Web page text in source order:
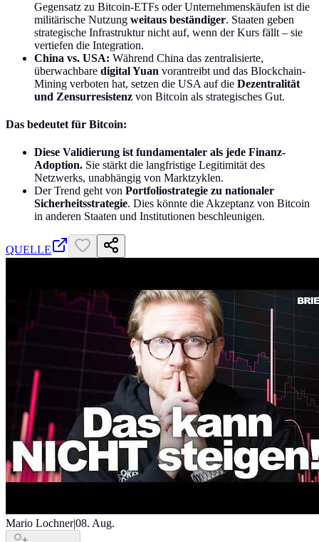
Gegensatz zu Bitcoin-ETFs oder Unternehmenskäufen ist die
militärische Nutzung weitaus beständiger. Staaten geben
strategische Infrastruktur nicht auf, wenn der Kurs fällt – sie
vertiefen die Integration.
China vs. USA: Während China das zentralisierte,
überwachbare digital Yuan vorantreibt und das Blockchain-
Mining verboten hat, setzen die USA auf die Dezentralität
und Zensurresistenz von Bitcoin als strategisches Gut.
Das bedeutet für Bitcoin:
Diese Validierung ist fundamentaler als jede Finanz-
Adoption. Sie stärkt die langfristige Legitimität des
Netzwerks, unabhängig von Marktzyklen.
Der Trend geht von Portfoliostrategie zu nationaler
Sicherheitsstrategie. Dies könnte die Akzeptanz von Bitcoin
in anderen Staaten und Institutionen beschleunigen.
QUELLE
Mario Lochner|08. Aug.